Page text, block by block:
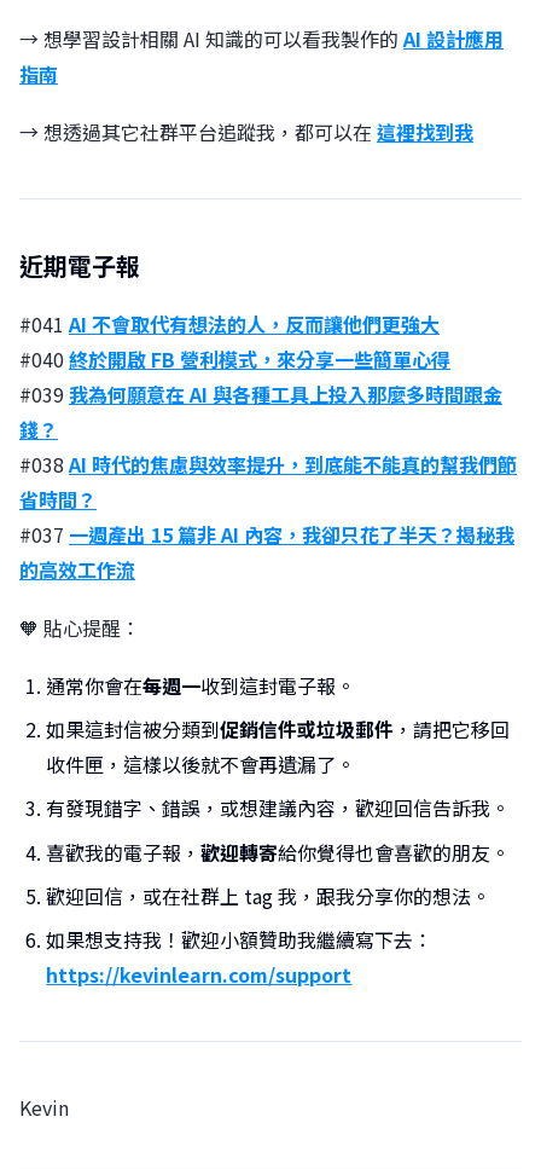
→ 想學習設計相關 AI 知識的可以看我製作的AI 設計應用
指南
→ 想透過其它社群平台追蹤我，都可以在 這裡找到我
近期電子報
#041 AI 不會取代有想法的人，反而讓他們更強大
#040終於開啟 FB 營利模式，來分享一些簡單心得
#039我為何願意在 AI 與各種工具上投入那麼多時間跟金
錢？
#038 AI 時代的焦慮與效率提升，到底能不能真的幫我們節
省時間？
#037 一週產出 15 篇非 AI 內容，我卻只花了半天？揭秘我
的高效工作流
🧡 貼心提醒：
通常你會在每週一收到這封電子報。
如果這封信被分類到促銷信件或垃圾郵件 ，請把它移回
收件匣，這樣以後就不會再遺漏了。
有發現錯字、錯誤，或想建議內容，歡迎回信告訴我。
喜歡我的電子報，歡迎轉寄給你覺得也會喜歡的朋友。
歡迎回信，或在社群上 tag 我，跟我分享你的想法。
如果想支持我！歡迎小額贊助我繼續寫下去：
https://kevinlearn.com/support
Kevin